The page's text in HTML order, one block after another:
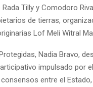
Tilly y Comodoro
de tierras,
Lof Meli Witral
Nadia Bravo,
impulsado por
entre el Estado,